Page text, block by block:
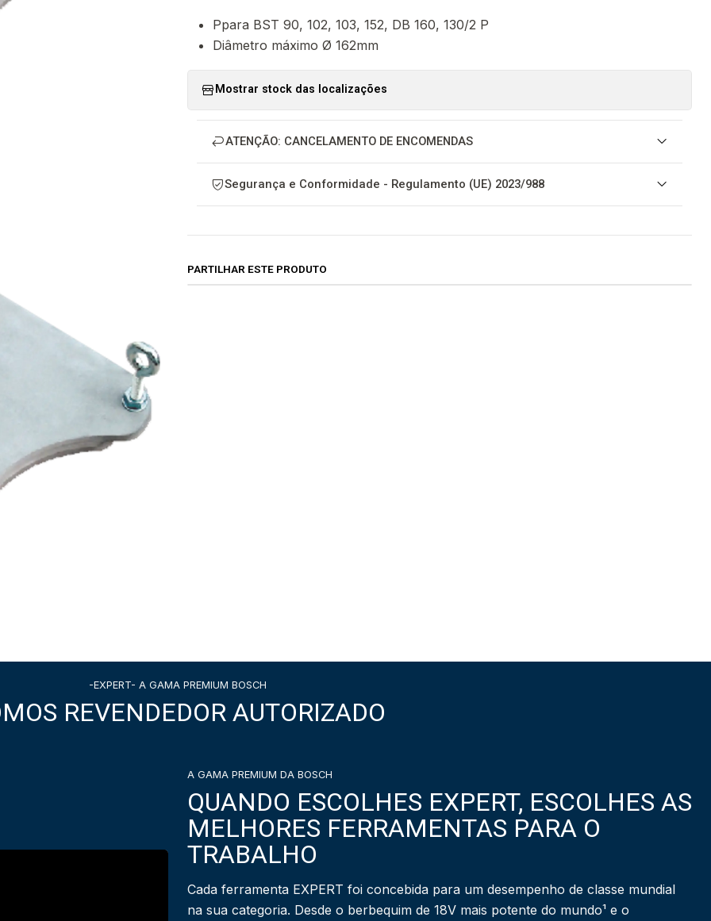
Ppara BST 90, 102, 103, 152, DB 160, 130/2 P
Diâmetro máximo Ø 162mm
Mostrar stock das localizações
ATENÇÃO: CANCELAMENTO DE ENCOMENDAS
Segurança e Conformidade - Regulamento (UE) 2023/988
PARTILHAR ESTE PRODUTO
-EXPERT- A GAMA PREMIUM BOSCH
REVENDEDOR AUTORIZADO
A GAMA PREMIUM DA BOSCH
QUANDO ESCOLHES EXPERT, ESCOLHES AS
MELHORES FERRAMENTAS PARA O
TRABALHO
Cada ferramenta EXPERT foi concebida para um desempenho de classe mundial
na sua categoria. Desde o berbequim de 18V mais potente do mundo¹ e o